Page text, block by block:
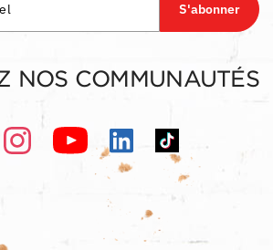
S'abonner
NOS COMMUNAUTÉS